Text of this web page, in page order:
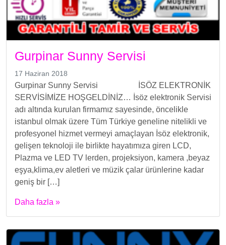
Gurpinar Sunny Servisi
17 Haziran 2018
Gurpinar Sunny Servisi İSÖZ ELEKTRONİK
SERVİSİMİZE HOŞGELDİNİZ… İsöz elektronik Servisi
adı altında kurulan firmamız sayesinde, öncelikle
istanbul olmak üzere Tüm Türkiye geneline nitelikli ve
profesyonel hizmet vermeyi amaçlayan İsöz elektronik,
gelişen teknoloji ile birlikte hayatımıza giren LCD,
Plazma ve LED TV lerden, projeksiyon, kamera ,beyaz
eşya,klima,ev aletleri ve müzik çalar ürünlerine kadar
geniş bir […]
Daha fazla »